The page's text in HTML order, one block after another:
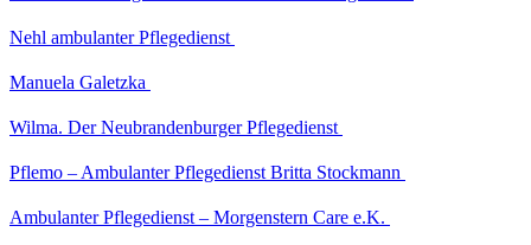
Nehl ambulanter Pflegedienst
Manuela Galetzka
Wilma. Der Neubrandenburger Pflegedienst
Pflemo – Ambulanter Pflegedienst Britta Stockmann
Ambulanter Pflegedienst – Morgenstern Care e.K.